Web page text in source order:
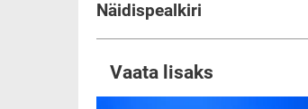
Näidispealkiri
Vaata lisaks